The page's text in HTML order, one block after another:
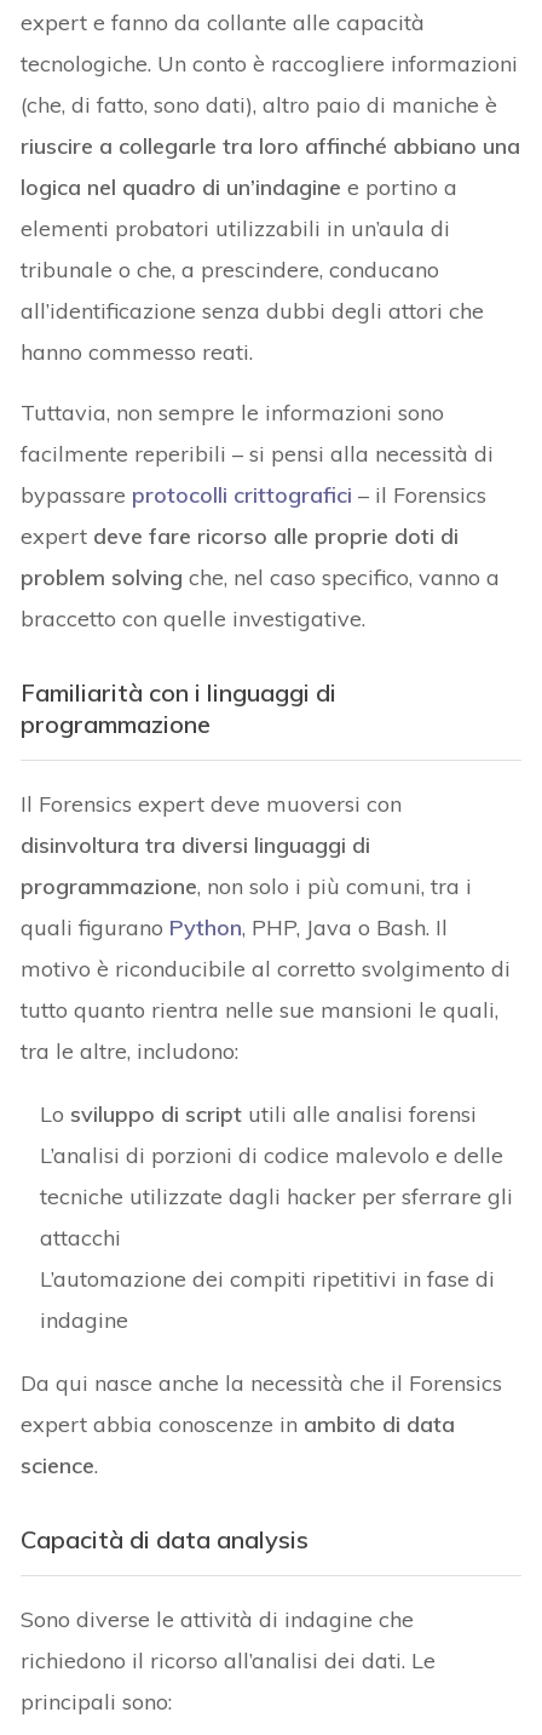
expert e fanno da collante alle capacità
tecnologiche. Un conto è raccogliere informazioni
(che, di fatto, sono dati), altro paio di maniche è
riuscire a collegarle tra loro affinché abbiano una
logica nel quadro di un’indagine e portino a
elementi probatori utilizzabili in un’aula di
tribunale o che, a prescindere, conducano
all’identificazione senza dubbi degli attori che
hanno commesso reati.
Tuttavia, non sempre le informazioni sono
facilmente reperibili – si pensi alla necessità di
bypassare protocolli crittografici – il Forensics
expert deve fare ricorso alle proprie doti di
problem solving che, nel caso specifico, vanno a
braccetto con quelle investigative.
Familiarità con i linguaggi di
programmazione
Il Forensics expert deve muoversi con
disinvoltura tra diversi linguaggi di
programmazione, non solo i più comuni, tra i
quali figurano Python, PHP, Java o Bash. Il
motivo è riconducibile al corretto svolgimento di
tutto quanto rientra nelle sue mansioni le quali,
tra le altre, includono:
Lo sviluppo di script utili alle analisi forensi
L’analisi di porzioni di codice malevolo e delle
tecniche utilizzate dagli hacker per sferrare gli
attacchi
L’automazione dei compiti ripetitivi in fase di
indagine
Da qui nasce anche la necessità che il Forensics
expert abbia conoscenze in ambito di data
science.
Capacità di data analysis
Sono diverse le attività di indagine che
richiedono il ricorso all’analisi dei dati. Le
principali sono: